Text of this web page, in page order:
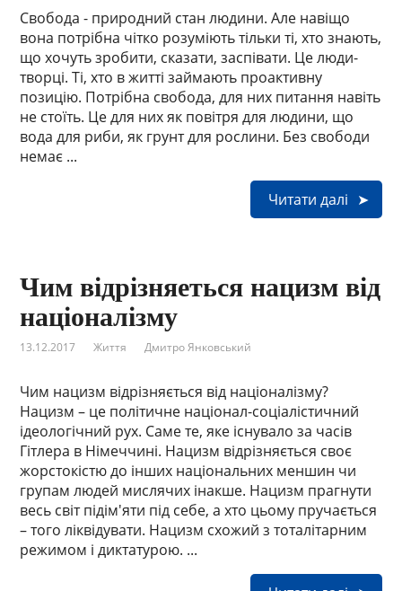
Свобода - природний стан людини. Але навіщо
вона потрібна чітко розуміють тільки ті, хто знають,
що хочуть зробити, сказати, заспівати. Це люди-
творці. Ті, хто в житті займають проактивну
позицію. Потрібна свобода, для них питання навіть
не стоїть. Це для них як повітря для людини, що
вода для риби, як грунт для рослини. Без свободи
немає ...
Читати далі
Чим відрізняеться нацизм від
націоналізму
13.12.2017 Життя Дмитро Янковський
Чим нацизм відрізняється від націоналізму?
Нацизм – це політичне націонал-соціалістичний
ідеологічний рух. Саме те, яке існувало за часів
Гітлера в Німеччині. Нацизм відрізняється своє
жорстокістю до інших національних меншин чи
групам людей мислячих інакше. Нацизм прагнути
весь світ підім'яти під себе, а хто цьому пручається
– того ліквідувати. Нацизм схожий з тоталітарним
режимом і диктатурою. ...